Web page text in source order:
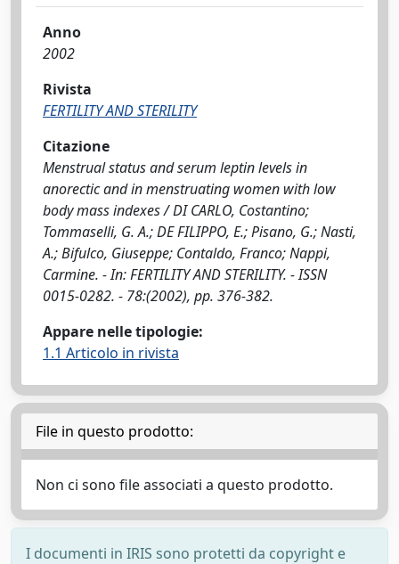
Anno
2002
Rivista
FERTILITY AND STERILITY
Citazione
Menstrual status and serum leptin levels in
anorectic and in menstruating women with low
body mass indexes / DI CARLO, Costantino;
Tommaselli, G. A.; DE FILIPPO, E.; Pisano, G.; Nasti,
A.; Bifulco, Giuseppe; Contaldo, Franco; Nappi,
Carmine. - In: FERTILITY AND STERILITY. - ISSN
0015-0282. - 78:(2002), pp. 376-382.
Appare nelle tipologie:
1.1 Articolo in rivista
File in questo prodotto:
Non ci sono file associati a questo prodotto.
I documenti in IRIS sono protetti da copyright e